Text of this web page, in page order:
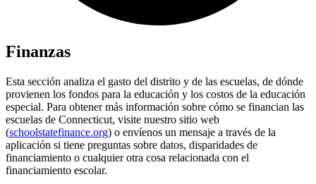
Finanzas
Esta sección analiza el gasto del distrito y de las escuelas, de dónde
provienen los fondos para la educación y los costos de la educación
especial. Para obtener más información sobre cómo se financian las
escuelas de Connecticut, visite nuestro sitio web
(schoolstatefinance.org) o envíenos un mensaje a través de la
aplicación si tiene preguntas sobre datos, disparidades de
financiamiento o cualquier otra cosa relacionada con el
financiamiento escolar.